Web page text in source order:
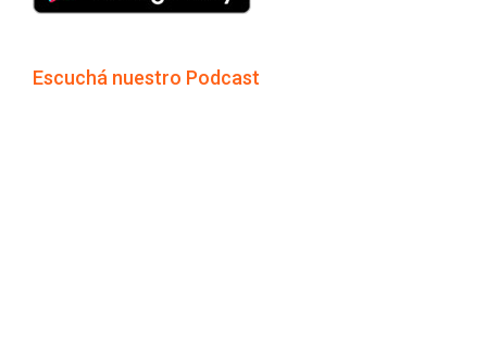
Escuchá nuestro Podcast